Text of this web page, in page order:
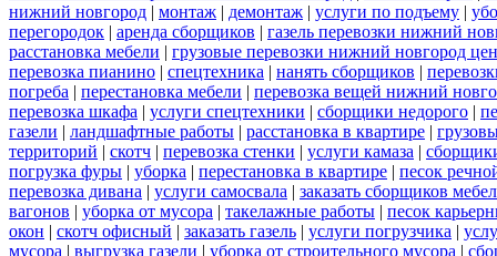
нижний новгород | монтаж | демонтаж | услуги по подъему |
перегородок | аренда сборщиков | газель перевозки нижний
расстановка мебели | грузовые перевозки нижний новгород
перевозка пианино | спецтехника | нанять сборщиков |
погреба | перестановка мебели | перевозка вещей нижний
перевозка шкафа | услуги спецтехники | сборщики недорого |
газели | ландшафтные работы | расстановка в квартире |
территорий | скотч | перевозка стенки | услуги камаза |
погрузка фуры | уборка | перестановка в квартире | песок
перевозка дивана | услуги самосвала | заказать сборщиков
вагонов | уборка от мусора | такелажные работы | песок
окон | скотч офисный | заказать газель | услуги погрузчика |
мусора | выгрузка газели | уборка от строительного мусора |